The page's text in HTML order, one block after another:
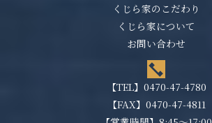
くじら家のこだわり
くじら家について
お問い合わせ
【TEL】 0470-47-4780
【FAX】0470-47-4811